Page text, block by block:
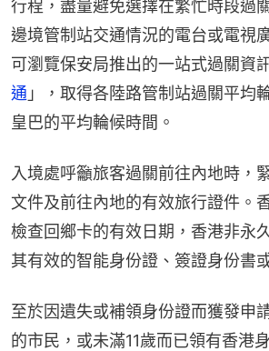
行程，盡量避免選擇在繁忙時段過
邊境管制站交通情況的電台或電視
可瀏覽保安局推出的一站式過關資
通 」，取得各陸路管制站過關平均
皇巴的平均輪候時間。
入境處呼籲旅客過關前往內地時，
文件及前往內地的有效旅行證件。
檢查回鄉卡的有效日期，香港非永
其有效的智能身份證、簽證身份書
至於因遺失或補領身份證而獲發申
的市民，或未滿11歲而已領有香港